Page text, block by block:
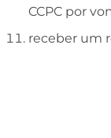
CCPC por
receber um